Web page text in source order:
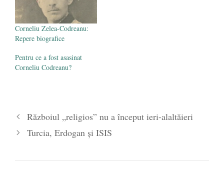
Corneliu Zelea-Codreanu:
Repere biografice
Pentru ce a fost asasinat
Corneliu Codreanu?
Războiul „religios” nu a început ieri-alaltăieri
Turcia, Erdogan și ISIS